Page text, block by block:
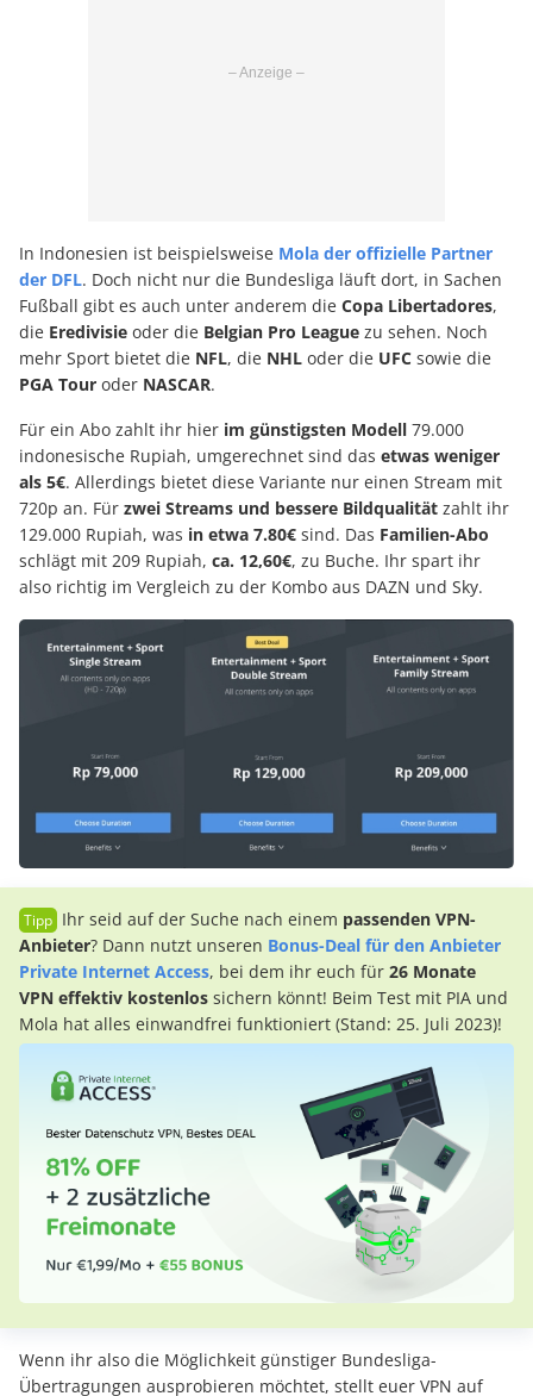
In Indonesien ist beispielsweise Mola der offizielle Partner
der DFL. Doch nicht nur die Bundesliga läuft dort, in Sachen
Fußball gibt es auch unter anderem die Copa Libertadores,
die Eredivisie oder die Belgian Pro League zu sehen. Noch
mehr Sport bietet die NFL, die NHL oder die UFC sowie die
PGA Tour oder NASCAR.
Für ein Abo zahlt ihr hier im günstigsten Modell 79.000
indonesische Rupiah, umgerechnet sind das etwas weniger
als 5€. Allerdings bietet diese Variante nur einen Stream mit
720p an. Für zwei Streams und bessere Bildqualität zahlt ihr
129.000 Rupiah, was in etwa 7.80€ sind. Das Familien-Abo
schlägt mit 209 Rupiah, ca. 12,60€, zu Buche. Ihr spart ihr
also richtig im Vergleich zu der Kombo aus DAZN und Sky.
Ihr seid auf der Suche nach einem passenden VPN-
Anbieter? Dann nutzt unseren Bonus-Deal für den Anbieter
Private Internet Access, bei dem ihr euch für 26 Monate
VPN effektiv kostenlos sichern könnt! Beim Test mit PIA und
Mola hat alles einwandfrei funktioniert (Stand: 25. Juli 2023)!
Wenn ihr also die Möglichkeit günstiger Bundesliga-
Übertragungen ausprobieren möchtet, stellt euer VPN auf